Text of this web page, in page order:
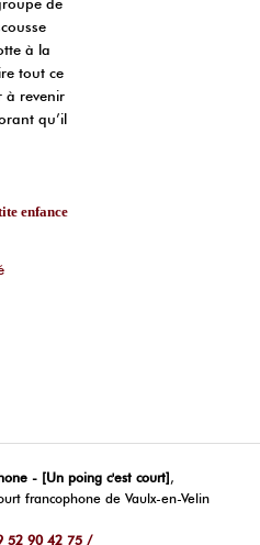
à la
tout ce
à revenir
qu’il
enfance
- [Un poing c'est court],
francophone de Vaulx-en-Velin
52 90 42 75 /